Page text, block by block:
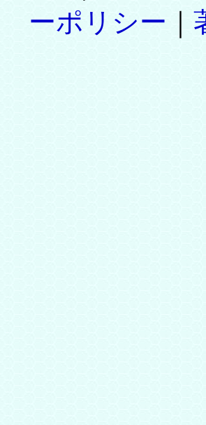
ーポリシー